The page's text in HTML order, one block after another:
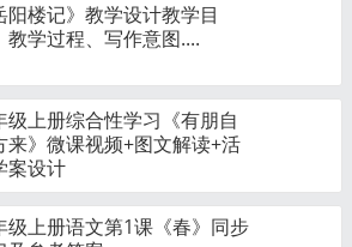
阳楼记》教学设计教学目
教学过程、写作意图....
级上册综合性学习《有朋自
来》微课视频+图文解读+活
案设计
级上册语文第1课《春》同步